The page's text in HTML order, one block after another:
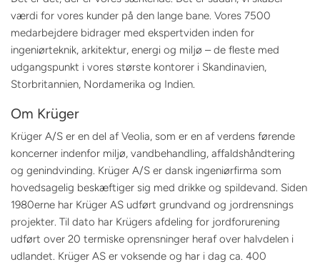
værdi for vores kunder på den lange bane. Vores 7500
medarbejdere bidrager med ekspertviden inden for
ingeniørteknik, arkitektur, energi og miljø – de fleste med
udgangspunkt i vores største kontorer i Skandinavien,
Storbritannien, Nordamerika og Indien.
Om Krüger
Krüger A/S er en del af Veolia, som er en af verdens førende
koncerner indenfor miljø, vandbehandling, affaldshåndtering
og genindvinding. Krüger A/S er dansk ingeniørfirma som
hovedsagelig beskæftiger sig med drikke og spildevand. Siden
1980erne har Krüger AS udført grundvand og jordrensnings
projekter. Til dato har Krügers afdeling for jordforurening
udført over 20 termiske oprensninger heraf over halvdelen i
udlandet. Krüger AS er voksende og har i dag ca. 400